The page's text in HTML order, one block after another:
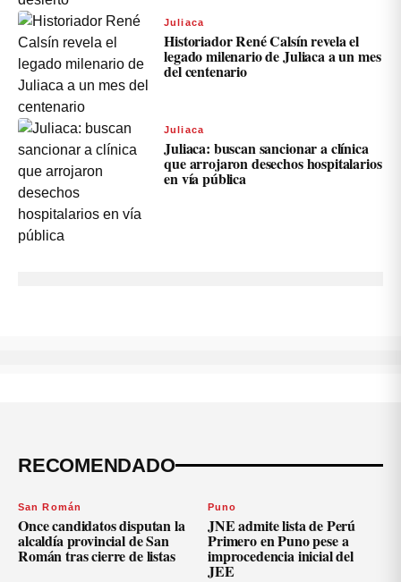
Juliaca
Historiador René Calsín revela el
legado milenario de Juliaca a un mes
del centenario
Juliaca
Juliaca: buscan sancionar a clínica
que arrojaron desechos hospitalarios
en vía pública
RECOMENDADO
San Román
Once candidatos disputan la
alcaldía provincial de San
Román tras cierre de listas
Puno
JNE admite lista de Perú
Primero en Puno pese a
improcedencia inicial del
JEE